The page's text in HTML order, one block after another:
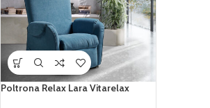
Poltrona Relax Lara Vitarelax